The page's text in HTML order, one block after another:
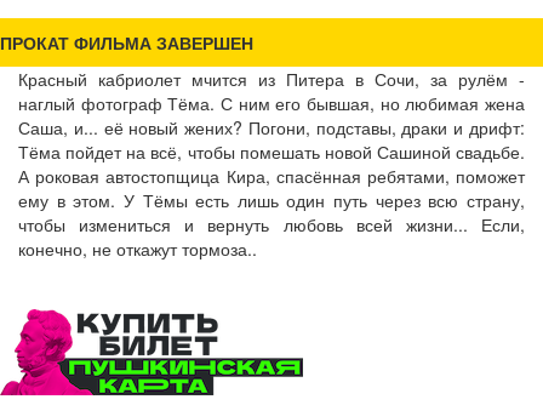
ПРОКАТ ФИЛЬМА ЗАВЕРШЕН
Красный кабриолет мчится из Питера в Сочи, за рулём -
наглый фотограф Тёма. С ним его бывшая, но любимая жена
Саша, и... её новый жених? Погони, подставы, драки и дрифт:
Тёма пойдет на всё, чтобы помешать новой Сашиной свадьбе.
А роковая автостопщица Кира, спасённая ребятами, поможет
ему в этом. У Тёмы есть лишь один путь через всю страну,
чтобы измениться и вернуть любовь всей жизни... Если,
конечно, не откажут тормоза..